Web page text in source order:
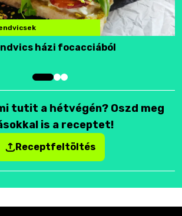
házi focacciából
tutit a hétvégén? Oszd meg
is a receptet!
Receptfeltöltés